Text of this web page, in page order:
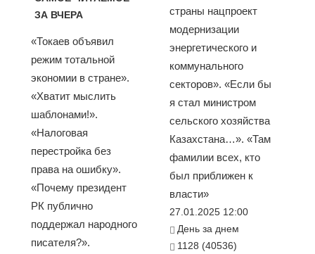
ЗА ВЧЕРА
«Токаев объявил
режим тотальной
экономии в стране».
«Хватит мыслить
шаблонами!».
«Налоговая
перестройка без
права на ошибку».
«Почему президент
РК публично
поддержал народного
писателя?».
страны нацпроект
модернизации
энергетического и
коммунального
секторов». «Если бы
я стал министром
сельского хозяйства
Казахстана…». «Там
фамилии всех, кто
был приближен к
власти»
27.01.2025 12:00
День за днем
1128 (40536)